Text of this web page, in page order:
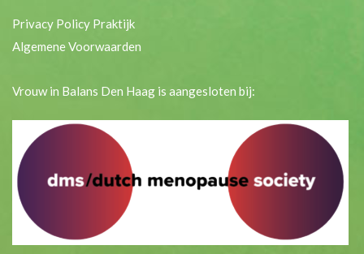
Privacy Policy Praktijk
Algemene Voorwaarden
Vrouw in Balans Den Haag is aangesloten bij: